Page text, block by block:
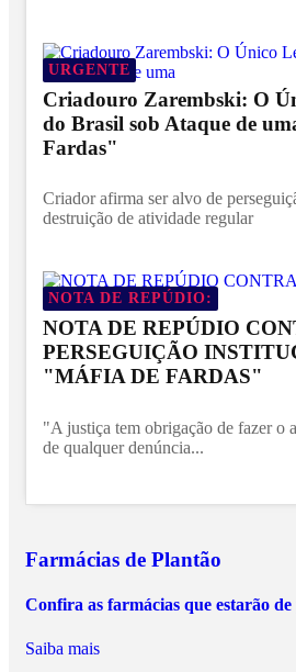
URGENTE
Criadouro Zarembski: O
do Brasil sob Ataque de
Fardas"
Criador afirma ser alvo de
destruição de atividade regular
NOTA DE REPÚDIO:
NOTA DE REPÚDIO
PERSEGUIÇÃO
"MÁFIA DE FARDAS"
"A justiça tem obrigação de fazer o
de qualquer denúncia...
Farmácias de Plantão
Confira as farmácias que estarão
Saiba mais